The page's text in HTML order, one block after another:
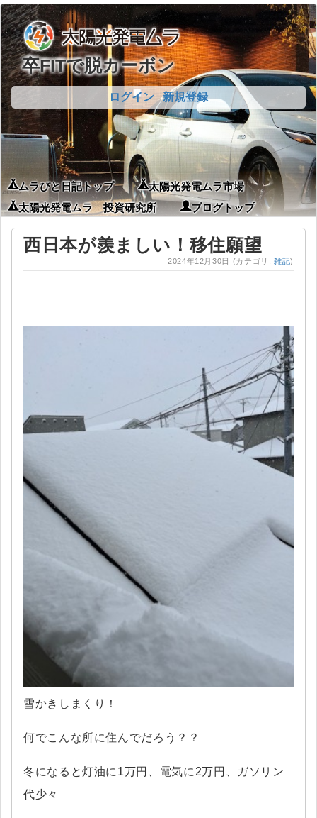
卒FITで脱カーボン
ログイン 新規登録
ムラびと日記トップ
太陽光発電ムラ市場
太陽光発電ムラ 投資研究所
ブログトップ
西日本が羨ましい！移住願望
2024年12月30日 (カテゴリ:雑記)
雪かきしまくり！
何でこんな所に住んでだろう？？
冬になると灯油に1万円、電気に2万円、ガソリン
代少々